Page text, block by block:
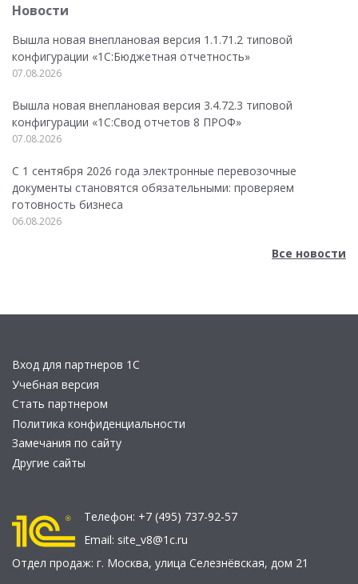
Новости
Вышла новая внеплановая версия 1.1.71.2 типовой
конфигурации «1C:Бюджетная отчетность»
07.08.2026
Вышла новая внеплановая версия 3.4.72.3 типовой
конфигурации «1C:Свод отчетов 8 ПРОФ»
07.08.2026
С 1 сентября 2026 года электронные перевозочные
документы становятся обязательными: проверяем
готовность бизнеса
06.08.2026
Все новости
Вход для партнеров 1С
Учебная версия
Стать партнером
Политика конфиденциальности
Замечания по сайту
Другие сайты
Телефон: +7 (495) 737-92-57
Email: site_v8@1c.ru
Отдел продаж: г. Москва, улица Селезнёвская, дом 21